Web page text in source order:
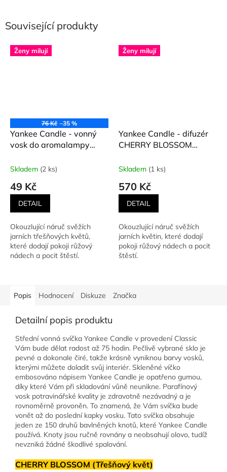
Související produkty
Ženy milují
76 Kč –35 %
Yankee Candle - vonný
vosk do aromalampy
(Třešňový květ) 22 g
Skladem (2 ks)
49 Kč
DETAIL
Okouzlující náruč svěžích
jarních třešňových květů,
které dodají pokoji růžový
nádech a pocit štěstí.
Ženy milují
Yankee Candle - difuzér
CHERRY BLOSSOM
Skladem (1 ks)
570 Kč
DETAIL
Okouzlující náruč svěžích
jarních květin, které dodají
pokoji růžový nádech a pocit
štěstí.
Popis Hodnocení Diskuze Značka
Detailní popis produktu
Střední vonná svíčka Yankee Candle v provedení Classic
Vám bude dělat radost až 75 hodin. Pečlivě vybrané sklo je
pevné a dokonale čiré, takže krásně vyniknou barvy vosků,
kterými můžete doladit svůj interiér. Skleněné víčko
embosováno nápisem Yankee Candle je opatřeno gumou,
díky které Vám při skladování vůně neunikne. Parafínový
vosk potravinářské kvality je zdravotně nezávadný a je
rovnoměrně provoněn. To znamená, že Vám svíčka bude
vonět až do poslední kapky vosku. Tato svíčka obsahuje
jeden ze 150 druhů bavlněných knotů, které Yankee Candle
používá. Knoty jsou ručně rovnány a neobsahují olovo, tudíž
nevzniká žádné škodlivé spalování.
CHERRY BLOSSOM (Třešňový květ)